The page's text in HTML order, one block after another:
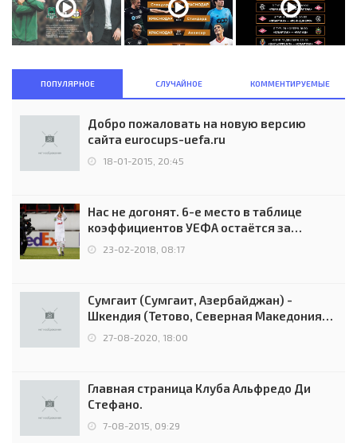
ПОПУЛЯРНОЕ СЛУЧАЙНОЕ КОММЕНТИРУЕМЫЕ
Добро пожаловать на новую версию
сайта eurocups-uefa.ru
18-01-2015, 20:45
Нас не догонят. 6-е место в таблице
коэффициентов УЕФА остаётся за
Россией
23-02-2018, 08:17
Сумгаит (Сумгаит, Азербайджан) -
Шкендия (Тетово, Северная Македония) -
0:2 (0:0)
27-08-2020, 18:00
Главная страница Клуба Альфредо Ди
Стефано.
7-08-2015, 09:29